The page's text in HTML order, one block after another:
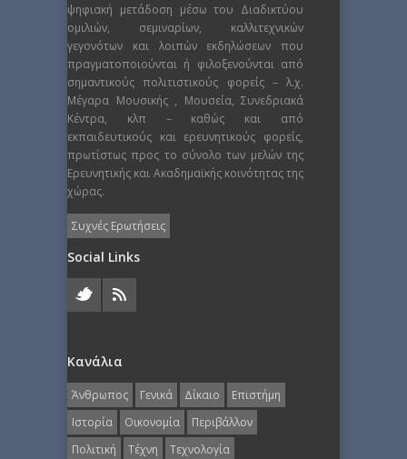
ψηφιακή μετάδοση μέσω του Διαδικτύου
ομιλιών, σεμιναρίων, καλλιτεχνικών
γεγονότων και λοιπών εκδηλώσεων που
πραγματοποιούνται ή φιλοξενούνται από
σημαντικούς πολιτιστικούς φορείς – λ.χ.
Μέγαρα Μουσικής , Μουσεία, Συνεδριακά
Κέντρα, κλπ – καθώς και από
εκπαιδευτικούς και ερευνητικούς φορείς,
πρωτίστως προς το σύνολο των μελών της
Ερευνητικής και Ακαδημαϊκής κοινότητας της
χώρας.
Συχνές Ερωτήσεις
Social Links
Κανάλια
Άνθρωπος Γενικά Δίκαιο
Επιστήμη
Ιστορία
Οικονομία
Περιβάλλον
Πολιτική
Τέχνη Τεχνολογία